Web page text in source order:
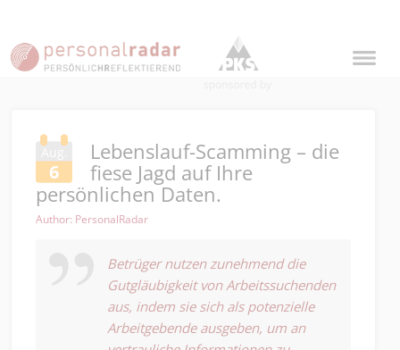
Aug.
6
Lebenslauf-Scamming – die
fiese Jagd auf Ihre
persönlichen Daten.
Author: PersonalRadar
Betrüger nutzen zunehmend die
Gutgläubigkeit von Arbeitssuchenden
aus, indem sie sich als potenzielle
Arbeitgebende ausgeben, um an